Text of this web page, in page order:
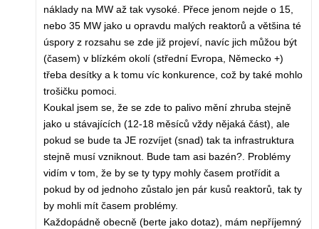
náklady na MW až tak vysoké. Přece jenom nejde o 15,
nebo 35 MW jako u opravdu malých reaktorů a většina té
úspory z rozsahu se zde již projeví, navíc jich můžou být
(časem) v blízkém okolí (střední Evropa, Německo +)
třeba desítky a k tomu víc konkurence, což by také mohlo
trošičku pomoci.
Koukal jsem se, že se zde to palivo mění zhruba stejně
jako u stávajících (12-18 měsíců vždy nějaká část), ale
pokud se bude ta JE rozvíjet (snad) tak ta infrastruktura
stejně musí vzniknout. Bude tam asi bazén?. Problémy
vidím v tom, že by se ty typy mohly časem protřídit a
pokud by od jednoho zůstalo jen pár kusů reaktorů, tak ty
by mohli mít časem problémy.
Každopádně obecně (berte jako dotaz), mám nepříjemný